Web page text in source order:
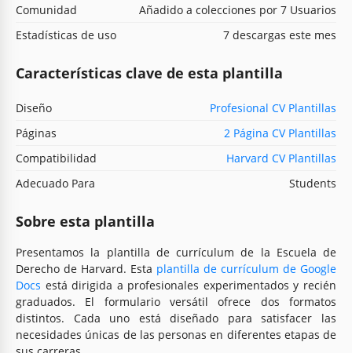
Comunidad
Añadido a colecciones por 7 Usuarios
Estadísticas de uso
7 descargas este mes
Características clave de esta plantilla
Diseño
Profesional CV Plantillas
Páginas
2 Página CV Plantillas
Compatibilidad
Harvard CV Plantillas
Adecuado Para
Students
Sobre esta plantilla
Presentamos la plantilla de currículum de la Escuela de
Derecho de Harvard. Esta plantilla de currículum de Google
Docs está dirigida a profesionales experimentados y recién
graduados. El formulario versátil ofrece dos formatos
distintos. Cada uno está diseñado para satisfacer las
necesidades únicas de las personas en diferentes etapas de